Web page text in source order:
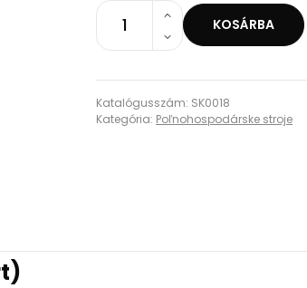
1 KOSÁRBA
Katalógusszám: SK0018
Kategória: Poľnohospodárske stroje